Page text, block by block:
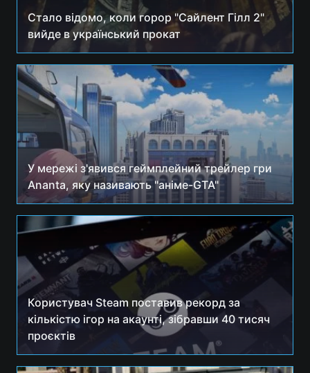
Лонгріди
Відео з Youtube Статті
Інтерв'ю Думки
Вакансії
Контакти
Послуги
Тема оформлення
Стало відомо, коли горор "Сайлент Гілл 2"
вийде в український прокат
У мережі з'явився геймплейний трейлер гри
Ananta, яку називають "аніме-GTA"
Користувач Steam поставив рекорд за
кількістю ігор на акаунті, зібравши 40 тисяч
проєктів